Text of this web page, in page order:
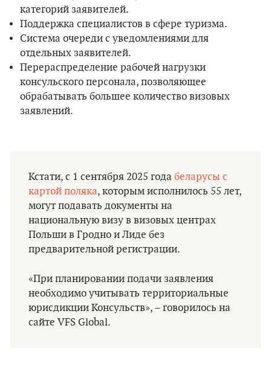
категорий заявителей.
Поддержка специалистов в сфере туризма.
Система очереди с уведомлениями для
отдельных заявителей.
Перераспределение рабочей нагрузки
консульского персонала, позволяющее
обрабатывать большее количество визовых
заявлений.
Кстати, с 1 сентября 2025 года беларусы с
картой поляка, которым исполнилось 55 лет,
могут подавать документы на
национальную визу в визовых центрах
Польши в Гродно и Лиде без
предварительной регистрации.
«При планировании подачи заявления
необходимо учитывать территориальные
юрисдикции Консульств», – говорилось на
сайте VFS Global.